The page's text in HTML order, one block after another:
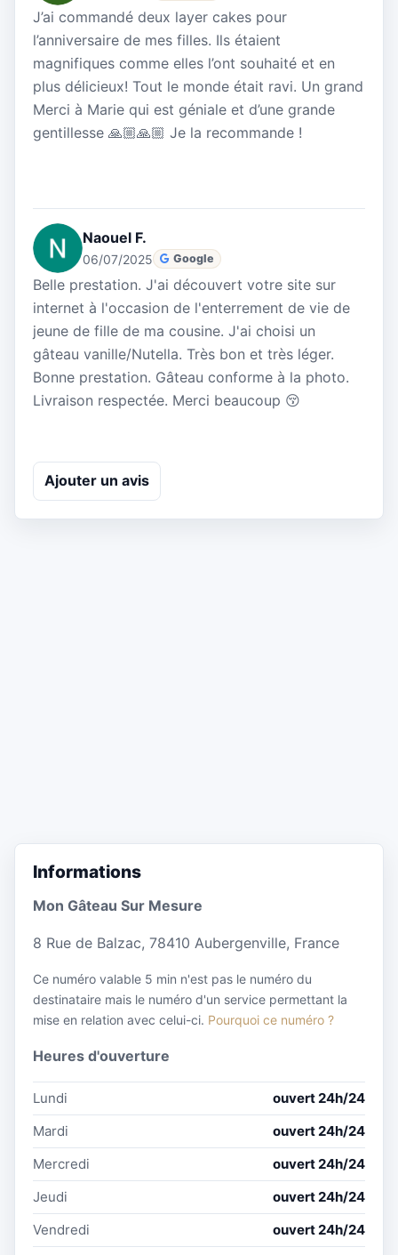
J’ai commandé deux layer cakes pour
l’anniversaire de mes filles. Ils étaient
magnifiques comme elles l’ont souhaité et en
plus délicieux! Tout le monde était ravi. Un grand
Merci à Marie qui est géniale et d’une grande
gentillesse 🙏🏼🙏🏼 Je la recommande !
Naouel F.
06/07/2025 Google
Belle prestation. J'ai découvert votre site sur
internet à l'occasion de l'enterrement de vie de
jeune de fille de ma cousine. J'ai choisi un
gâteau vanille/Nutella. Très bon et très léger.
Bonne prestation. Gâteau conforme à la photo.
Livraison respectée. Merci beaucoup 😚
Ajouter un avis
Informations
Mon Gâteau Sur Mesure
8 Rue de Balzac, 78410 Aubergenville, France
Ce numéro valable 5 min n'est pas le numéro du
destinataire mais le numéro d'un service permettant la
mise en relation avec celui-ci. Pourquoi ce numéro ?
Heures d'ouverture
Lundi
ouvert 24h/24
Mardi
ouvert 24h/24
Mercredi
ouvert 24h/24
Jeudi
ouvert 24h/24
Vendredi
ouvert 24h/24